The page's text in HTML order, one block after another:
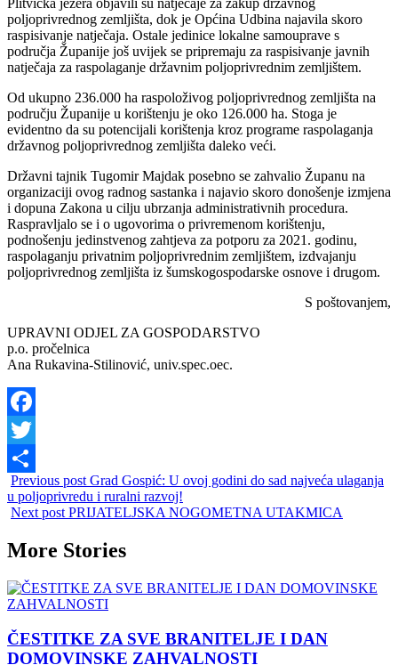
Plitvička jezera objavili su natječaje za zakup državnog
poljoprivrednog zemljišta, dok je Općina Udbina najavila skoro
raspisivanje natječaja. Ostale jedinice lokalne samouprave s
područja Županije još uvijek se pripremaju za raspisivanje javnih
natječaja za raspolaganje državnim poljoprivrednim zemljištem.
Od ukupno 236.000 ha raspoloživog poljoprivrednog zemljišta na
području Županije u korištenju je oko 126.000 ha. Stoga je
evidentno da su potencijali korištenja kroz programe raspolaganja
državnog poljoprivrednog zemljišta daleko veći.
Državni tajnik Tugomir Majdak posebno se zahvalio Županu na
organizaciji ovog radnog sastanka i najavio skoro donošenje izmjena
i dopuna Zakona u cilju ubrzanja administrativnih procedura.
Raspravljalo se i o ugovorima o privremenom korištenju,
podnošenju jedinstvenog zahtjeva za potporu za 2021. godinu,
raspolaganju privatnim poljoprivrednim zemljištem, izdvajanju
poljoprivrednog zemljišta iz šumskogospodarske osnove i drugom.
S poštovanjem,
UPRAVNI ODJEL ZA GOSPODARSTVO
p.o. pročelnica
Ana Rukavina-Stilinović, univ.spec.oec.
Facebook
Twitter
Share
Previous post Grad Gospić: U ovoj godini do sad najveća ulaganja
u poljoprivredu i ruralni razvoj!
Next post PRIJATELJSKA NOGOMETNA UTAKMICA
More Stories
ČESTITKE ZA SVE BRANITELJE I DAN
DOMOVINSKE ZAHVALNOSTI